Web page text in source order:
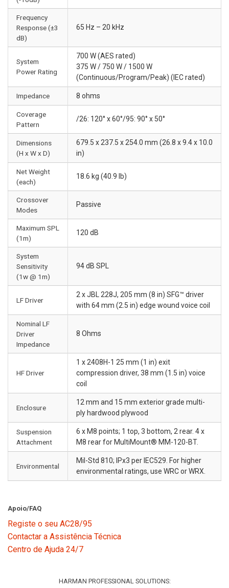
Frequency
Response (±3
dB)
65 Hz – 20 kHz
System
Power Rating
700 W (AES rated)
375 W / 750 W / 1500 W
(Continuous/Program/Peak) (IEC rated)
Impedance 8 ohms
Coverage
Pattern
/26: 120° x 60°/95: 90° x 50°
Dimensions
(H x W x D)
679.5 x 237.5 x 254.0 mm (26.8 x 9.4 x 10.0
in)
Net Weight
(each)
18.6 kg (40.9 lb)
Crossover
Modes
Passive
Maximum SPL
(1m)
120 dB
System
Sensitivity
(1w @ 1m)
94 dB SPL
LF Driver
2 x JBL 228J, 205 mm (8 in) SFG™ driver
with 64 mm (2.5 in) edge wound voice coil
Nominal LF
Driver
Impedance
8 Ohms
HF Driver
1 x 2408H-1 25 mm (1 in) exit
compression driver, 38 mm (1.5 in) voice
coil
Enclosure
12 mm and 15 mm exterior grade multi-
ply hardwood plywood
Suspension
Attachment
6 x M8 points; 1 top, 3 bottom, 2 rear. 4 x
M8 rear for MultiMount® MM-120-BT.
Environmental
Mil-Std 810; IPx3 per IEC529. For higher
environmental ratings, use WRC or WRX.
Apoio/FAQ
Registe o seu AC28/95
Contactar a Assistência Técnica
Centro de Ajuda 24/7
HARMAN PROFESSIONAL SOLUTIONS: